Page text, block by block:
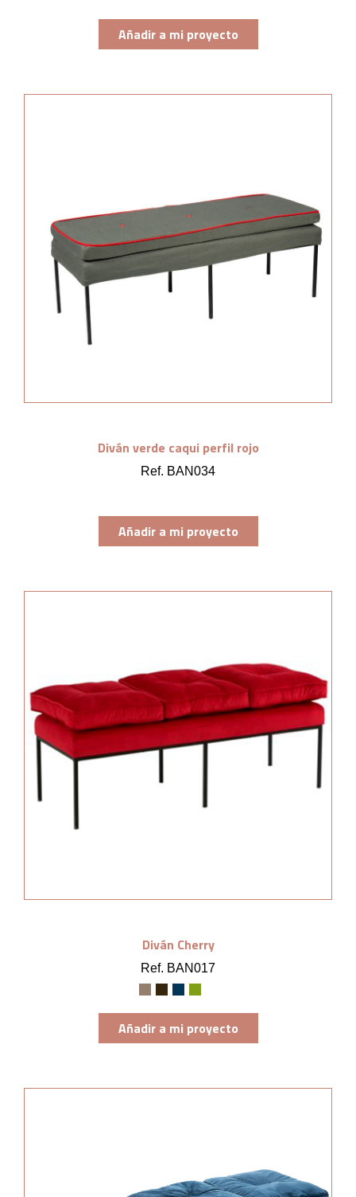
Añadir a mi proyecto
Diván verde caqui perfil rojo
Ref. BAN034
Añadir a mi proyecto
Diván Cherry
Ref. BAN017
Añadir a mi proyecto